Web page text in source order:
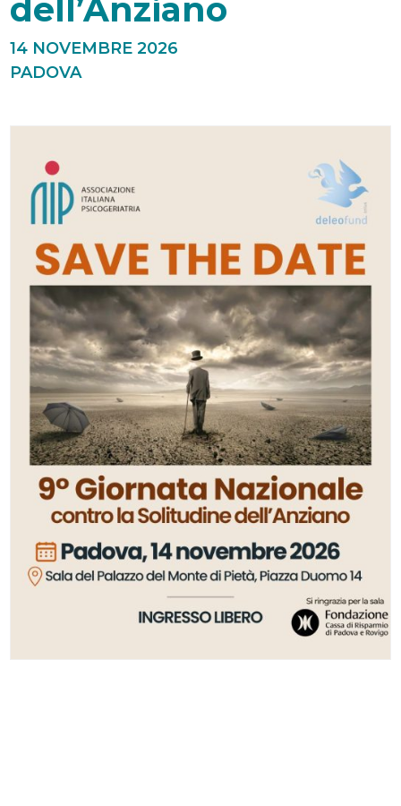
dell’Anziano
14 NOVEMBRE 2026
PADOVA